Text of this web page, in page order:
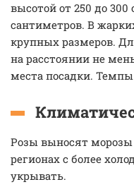
высотой от 250 до
сантиметров. В
крупных размеров.
на расстоянии не
места посадки.
Розы выносят морозы
регионах с более
укрывать.